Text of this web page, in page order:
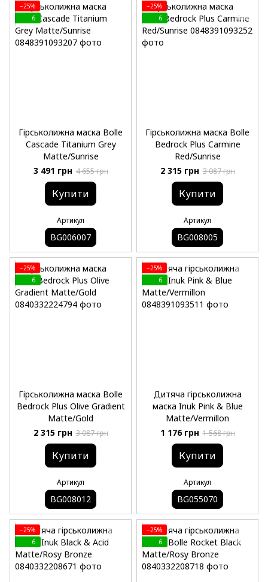
−25%
6
Гірськолижна маска Bolle
Cascade Titanium Grey
Matte/Sunrise
3 491 грн 4 655 грн
Купити
Артикул
BG006007
−25%
6
Гірськолижна маска Bolle
Bedrock Plus Carmine
Red/Sunrise
2 315 грн 3 087 грн
Купити
Артикул
BG008005
−25%
6
Гірськолижна маска Bolle
Bedrock Plus Olive Gradient
Matte/Gold
2 315 грн 3 087 грн
Купити
Артикул
BG008012
−25%
6
Дитяча гірськолижна
маска Inuk Pink & Blue
Matte/Vermillon
1 176 грн 1 568 грн
Купити
Артикул
BG055070
−25%
6
−25%
6